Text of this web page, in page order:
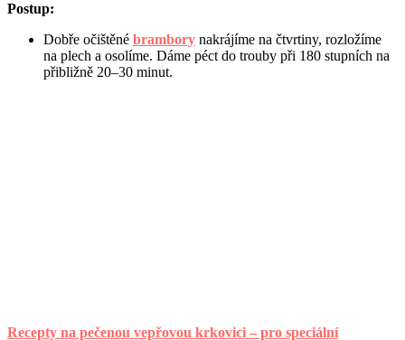
Postup:
Dobře očištěné brambory nakrájíme na čtvrtiny, rozložíme
na plech a osolíme. Dáme péct do trouby při 180 stupních na
přibližně 20–30 minut.
Recepty na pečenou vepřovou krkovici – pro speciální